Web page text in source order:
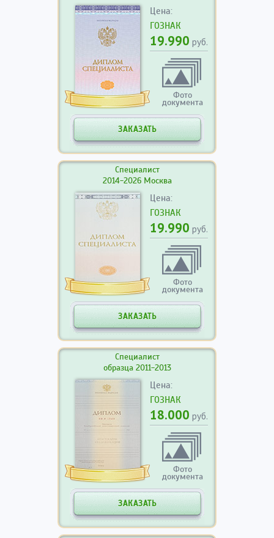
Цена:
ГОЗНАК
19.990 руб.
Фото
документа
ЗАКАЗАТЬ
Специалист
2014-2026 Москва
Цена:
ГОЗНАК
19.990 руб.
Фото
документа
ЗАКАЗАТЬ
Специалист
образца 2011-2013
Цена:
ГОЗНАК
18.000 руб.
Фото
документа
ЗАКАЗАТЬ